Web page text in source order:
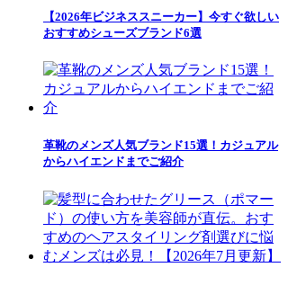
【2026年ビジネススニーカー】今すぐ欲しい
おすすめシューズブランド6選
革靴のメンズ人気ブランド15選！カジュアル
からハイエンドまでご紹介